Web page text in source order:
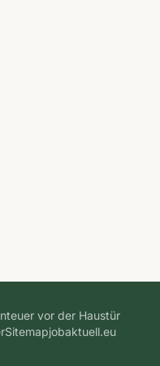
vor der Haustür
Sitemapjobaktuell.eu